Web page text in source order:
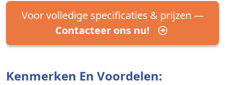
Voor volledige specificaties & prijzen —
Contacteer ons nu!
Kenmerken En Voordelen: